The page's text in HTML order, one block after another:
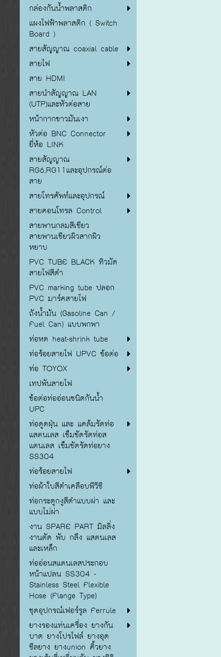
กล่องกันน้ำพลาสติก
แผงไฟฟ้าพลาสติก ( Switch
Board )
สายสัญญาณ coaxial cable
สายไฟ
สาย HDMI
สายนำสัญญาณ LAN
(UTP)และหัวต่อสาย
หน้ากากขาวมันเงา
หัวต่อ BNC Connector
ยี่ห้อ LINK
สายสัญญาณ
RG6,RG11และอุปกรณ์ต่อ
สาย
สายโทรศัพท์และอุปกรณ์
สายคอนโทรล Control
สายพานกลมสีเขียว
สายพานเขียวผิวสากผิว
หยาบ
PVC TUBE BLACK ทิวมัด
สายไฟสีดำ
PVC marking tube ปลอก
PVC มาร์คสายไฟ
ถังน้ำมัน (Gasoline Can /
Fuel Can) แบบพกพา
ท่อหด heat-shrink tube
ท่อร้อยสายไฟ UPVC ข้อต่อ
ท่อ TOYOX
เทปพันสายไฟ
ข้อต่อท่ออ่อนชนิดกันน้ำ
UPC
ท่อดูดฝุ่น และ แคล้มรัดท่อ
แสตนเลส เข็มขัดรัดท่อส
แตนเลส เข็มขัดรัดท่อยาง
SS304
ท่อร้อยสายไฟ
ท่อผ้าใบสีดำเคลือบพีวีซี
ท่อกระดูกงูสีดำแบบผ่า และ
แบบไม่ผ่า
งาน SPARE PART มิลลิ่ง
งานตัด พับ กลึง แสตนเลส
และเหล็ก
ท่ออ่อนสแตนเลสประกอบ
หน้าแปลน SS304 -
Stainless Steel Flexible
Hose (Flange Type)
ชุดอุปกรณ์เฟอร์รูล Ferrule
ยางรองแท่นเครื่อง ยางกัน
บาด ยางโปรไฟล์ ยางอุด
ซีลยาง ยางunion คิ้วยาง